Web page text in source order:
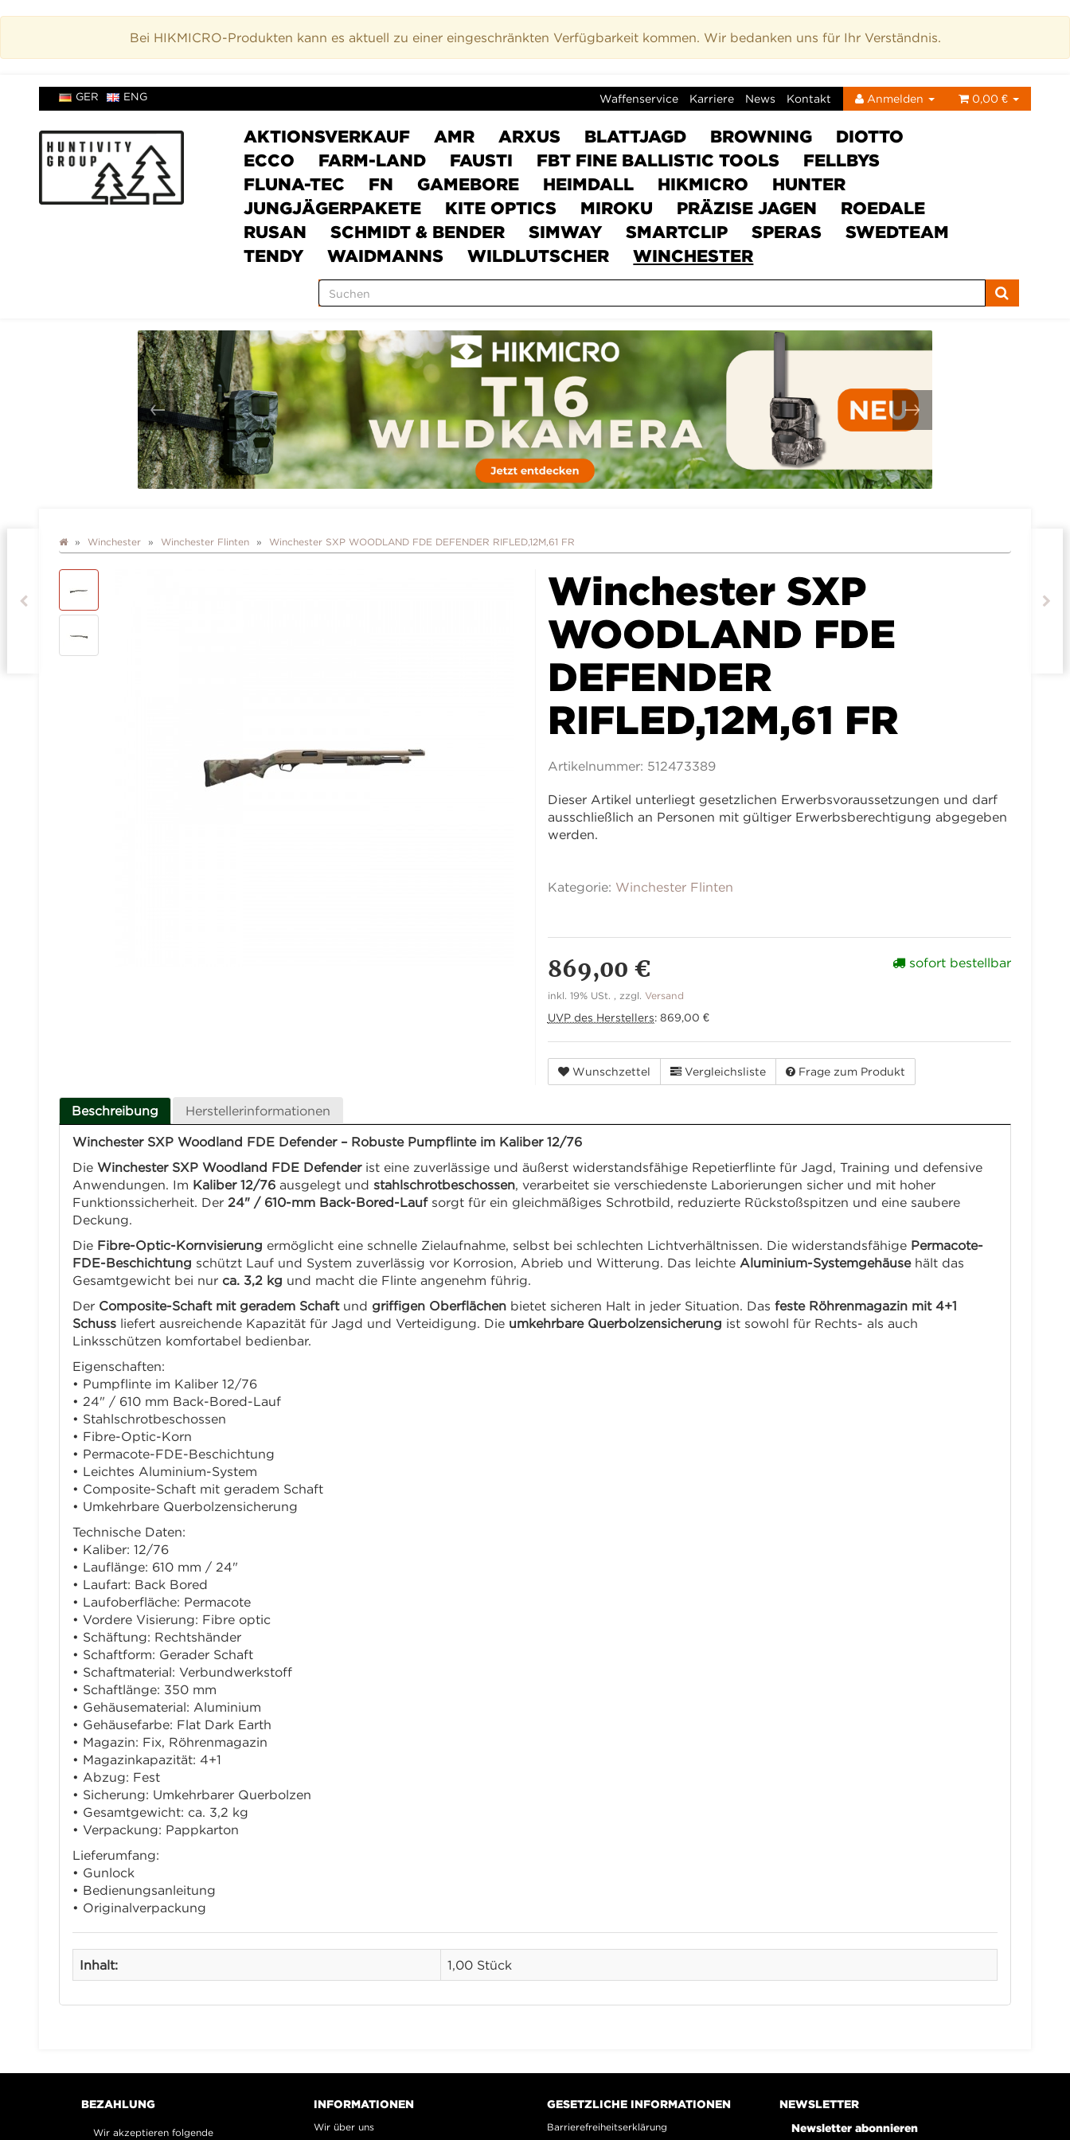
Bei HIKMICRO-Produkten kann es aktuell zu einer eingeschränkten Verfügbarkeit kommen. Wir bedanken uns für Ihr Verständnis.
GER ENG Waffenservice Karriere News Kontakt Anmelden 0,00 €
AKTIONSVERKAUF AMR ARXUS BLATTJAGD BROWNING
DIOTTO
ECCO
FARM-LAND FAUSTI FBT FINE BALLISTIC TOOLS
FELLBYS
FLUNA-TEC
FN GAMEBORE HEIMDALL HIKMICRO
HUNTER
JUNGJÄGERPAKETE
KITE OPTICS MIROKU PRÄZISE JAGEN
ROEDALE
RUSAN
SCHMIDT & BENDER SIMWAY SMARTCLIP SPERAS
SWEDTEAM
TENDY
WAIDMANNS WILDLUTSCHER WINCHESTER
Winchester Winchester Flinten Winchester SXP WOODLAND FDE DEFENDER RIFLED,12M,61 FR
Winchester SXP
WOODLAND FDE
DEFENDER
RIFLED,12M,61 FR
Artikelnummer: 512473389
Dieser Artikel unterliegt gesetzlichen Erwerbsvoraussetzungen und darf
ausschließlich an Personen mit gültiger Erwerbsberechtigung abgegeben
werden.
Kategorie: Winchester Flinten
869,00 €
inkl. 19% USt. , zzgl. Versand
UVP des Herstellers: 869,00 €
sofort bestellbar
Wunschzettel Vergleichsliste Frage zum Produkt
Beschreibung Herstellerinformationen
Winchester SXP Woodland FDE Defender – Robuste Pumpflinte im Kaliber 12/76
Die Winchester SXP Woodland FDE Defenderist eine zuverlässige und äußerst widerstandsfähige Repetierflinte für Jagd, Training und defensive
Anwendungen. Im Kaliber 12/76ausgelegt und stahlschrotbeschossen, verarbeitet sie verschiedenste Laborierungen sicher und mit hoher
Funktionssicherheit. Der 24" / 610-mm Back-Bored-Laufsorgt für ein gleichmäßiges Schrotbild, reduzierte Rückstoßspitzen und eine saubere
Deckung.
Die Fibre-Optic-Kornvisierung ermöglicht eine schnelle Zielaufnahme, selbst bei schlechten Lichtverhältnissen. Die widerstandsfähige Permacote-
FDE-Beschichtung schützt Lauf und System zuverlässig vor Korrosion, Abrieb und Witterung. Das leichte Aluminium-Systemgehäusehält das
Gesamtgewicht bei nur ca. 3,2 kg und macht die Flinte angenehm führig.
Der Composite-Schaft mit geradem Schaftund griffigen Oberflächenbietet sicheren Halt in jeder Situation. Das feste Röhrenmagazin mit 4+1
Schussliefert ausreichende Kapazität für Jagd und Verteidigung. Die umkehrbare Querbolzensicherung ist sowohl für Rechts- als auch
Linksschützen komfortabel bedienbar.
Eigenschaften:
• Pumpflinte im Kaliber 12/76
• 24" / 610 mm Back-Bored-Lauf
• Stahlschrotbeschossen
• Fibre-Optic-Korn
• Permacote-FDE-Beschichtung
• Leichtes Aluminium-System
• Composite-Schaft mit geradem Schaft
• Umkehrbare Querbolzensicherung
Technische Daten:
• Kaliber: 12/76
• Lauflänge: 610 mm / 24"
• Laufart: Back Bored
• Laufoberfläche: Permacote
• Vordere Visierung: Fibre optic
• Schäftung: Rechtshänder
• Schaftform: Gerader Schaft
• Schaftmaterial: Verbundwerkstoff
• Schaftlänge: 350 mm
• Gehäusematerial: Aluminium
• Gehäusefarbe: Flat Dark Earth
• Magazin: Fix, Röhrenmagazin
• Magazinkapazität: 4+1
• Abzug: Fest
• Sicherung: Umkehrbarer Querbolzen
• Gesamtgewicht: ca. 3,2 kg
• Verpackung: Pappkarton
Lieferumfang:
• Gunlock
• Bedienungsanleitung
• Originalverpackung
Inhalt: 1,00 Stück
BEZAHLUNG
Wir akzeptieren folgende
INFORMATIONEN
Wir über uns
GESETZLICHE INFORMATIONEN
Barrierefreiheitserklärung
NEWSLETTER
Newsletter abonnieren